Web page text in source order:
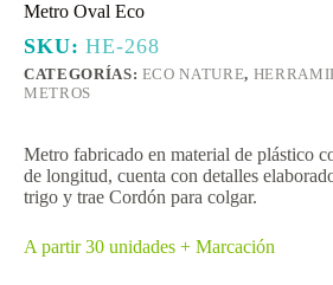
Metro Oval Eco
SKU:HE-268
CATEGORÍAS: ECO NATURE,
METROS
Metro fabricado en material de plástico
de longitud, cuenta con detalles
trigo y trae Cordón para colgar.
A partir 30 unidades + Marcación